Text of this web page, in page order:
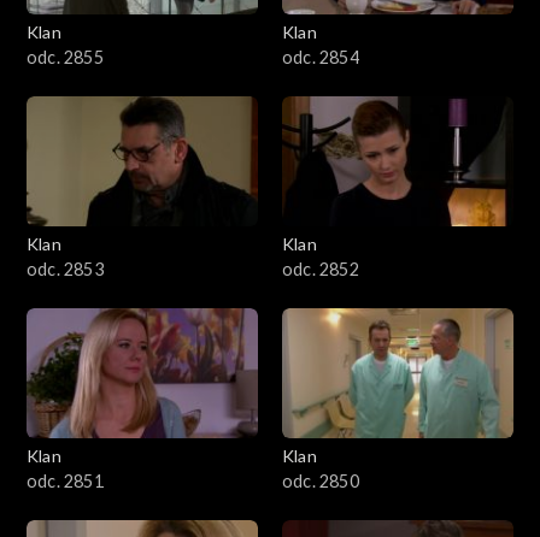
Klan
odc. 2855
Klan
odc. 2854
Klan
odc. 2853
Klan
odc. 2852
Klan
odc. 2851
Klan
odc. 2850